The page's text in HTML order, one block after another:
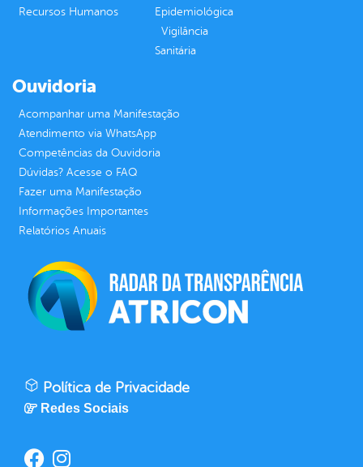
Recursos Humanos
Epidemiológica
Vigilância
Sanitária
Ouvidoria
Acompanhar uma Manifestação
Atendimento via WhatsApp
Competências da Ouvidoria
Dúvidas? Acesse o FAQ
Fazer uma Manifestação
Informações Importantes
Relatórios Anuais
Política de Privacidade
Redes Sociais